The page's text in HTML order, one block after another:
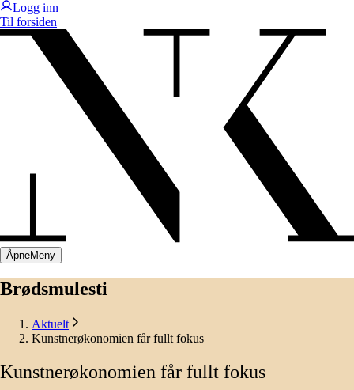
Logg inn
Til forsiden
ÅpneMeny
Brødsmulesti
Aktuelt
Kunstnerøkonomien får fullt fokus
Kunstnerøkonomien får fullt fokus